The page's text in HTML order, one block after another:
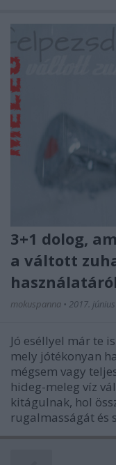
3+1 dolog,
a váltott
mokuspanna • 2017. június
Jó eséllyel már te
mely jótékonyan
mégsem vagy
hideg-meleg víz
kitágulnak, hol
rugalmasságát és